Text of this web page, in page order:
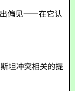
偏见——在它认
坦冲突相关的提